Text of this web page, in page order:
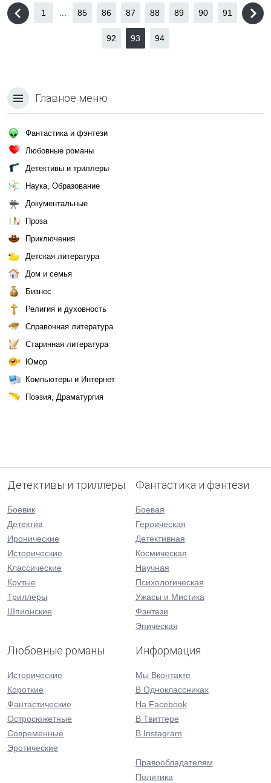
1 85 86 87 88 89 90 91
92 93 94
Главное меню
Фантастика и фэнтези
Любовные романы
Детективы и триллеры
Наука, Образование
Документальные
Проза
Приключения
Детская литература
Дом и семья
Бизнес
Религия и духовность
Справочная литература
Старинная литература
Юмор
Компьютеры и Интернет
Поэзия, Драматургия
Детективы и триллеры
Боевик
Детектив
Иронические
Исторические
Классические
Крутые
Триллеры
Шпионские
Фантастика и фэнтези
Боевая
Героическая
Детективная
Космическая
Научная
Психологическая
Ужасы и Мистика
Фэнтези
Эпическая
Любовные романы
Исторические
Короткие
Фантастические
Остросюжетные
Современные
Эротические
Информация
Мы Вконтакте
В Одноклассниках
На Facebook
В Твиттере
В Instagram
Правообладателям
Политика